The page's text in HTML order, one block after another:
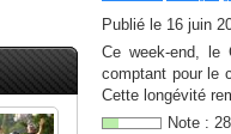
Publié le 16 juin
Ce week-end, le
comptant pour le
Cette longévité
Note : 28